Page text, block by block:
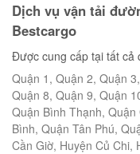
Dịch vụ vận tải
Bestcargo
Được cung cấp tại tất cả
Quận 1, Quận 2, Quận
Quận 8, Quận 9, Quận
Quận Bình Thạnh,
Bình, Quận Tân Phú,
Cần Giờ, Huyện Củ Chi,